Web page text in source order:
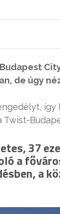
de úgy
Twist-
37
a
a